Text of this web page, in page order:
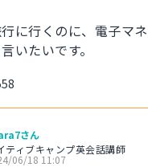
に行くのに、電子マ
いたいです。
さん
ティブキャンプ英会話講師
06/18 11:07